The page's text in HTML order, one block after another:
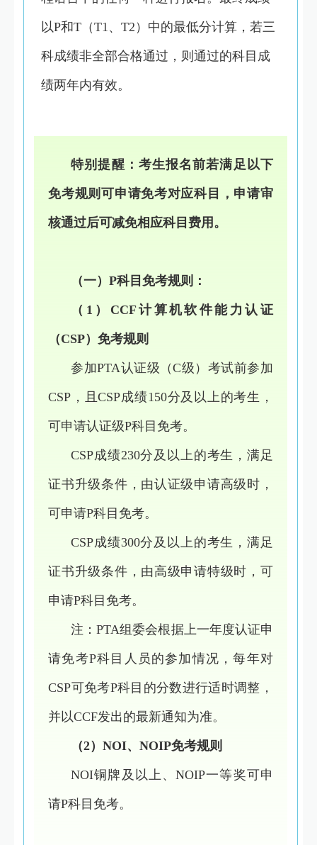
以P和T（T1、T2）中的最低分计算，若三
科成绩非全部合格通过，则通过的科目成
绩两年内有效。
特别提醒：考生报名前若满足以下
免考规则可申请免考对应科目，申请审
核通过后可减免相应科目费用。
（一）P科目免考规则：
（1）CCF计算机软件能力认证
（CSP）免考规则
参加PTA认证级（C级）考试前参加
CSP，且CSP成绩150分及以上的考生，
可申请认证级P科目免考。
CSP成绩230分及以上的考生，满足
证书升级条件，由认证级申请高级时，
可申请P科目免考。
CSP成绩300分及以上的考生，满足
证书升级条件，由高级申请特级时，可
申请P科目免考。
注：PTA组委会根据上一年度认证申
请免考P科目人员的参加情况，每年对
CSP可免考P科目的分数进行适时调整，
并以CCF发出的最新通知为准。
（2）NOI、NOIP免考规则
NOI铜牌及以上、NOIP一等奖可申
请P科目免考。